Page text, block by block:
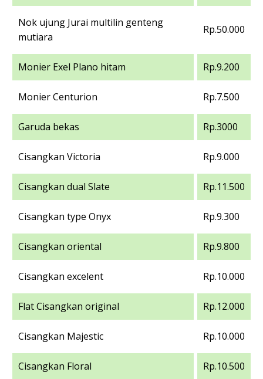
Nok ujung Jurai multilin genteng
mutiara
Rp.50.000
Monier Exel Plano hitam Rp.9.200
Monier Centurion Rp.7.500
Garuda bekas Rp.3000
Cisangkan Victoria Rp.9.000
Cisangkan dual Slate Rp.11.500
Cisangkan type Onyx Rp.9.300
Cisangkan oriental Rp.9.800
Cisangkan excelent Rp.10.000
Flat Cisangkan original Rp.12.000
Cisangkan Majestic Rp.10.000
Cisangkan Floral Rp.10.500